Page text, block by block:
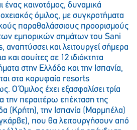
ένας καινοτόμος, δυναμικά
όμιλος, με συγκροτήματα
παραθαλάσσιους προορισμούς
εμπορικών σημάτων του Sani
και λειτουργεί σήμερα
σουίτες σε 12 ιδιόκτητα
στην Ελλάδα και την Ισπανία,
στα κορυφαία resorts
Ο Όμιλος έχει εξασφαλίσει τρία
την περαιτέρω επέκταση της
(Κρήτη), την Ισπανία (Μαρμπέλα)
που θα λειτουργήσουν από